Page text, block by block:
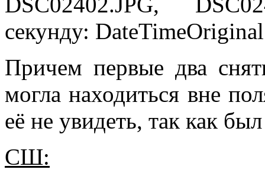
секунду:
Причем первые два
могла находиться вне
её не увидеть, так как
СШ: